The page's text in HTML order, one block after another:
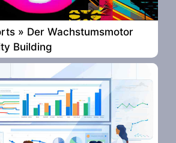
» Der Wachstumsmotor
Building